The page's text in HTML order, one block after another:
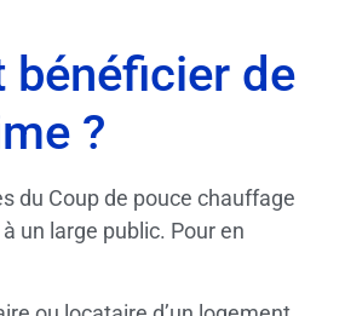
bénéficier de
?
du Coup de pouce chauffage
à un large public. Pour en